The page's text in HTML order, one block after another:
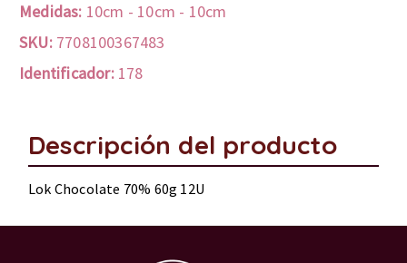
Medidas: 10cm - 10cm - 10cm
SKU: 7708100367483
Identificador: 178
Descripción del producto
Lok Chocolate 70% 60g 12U